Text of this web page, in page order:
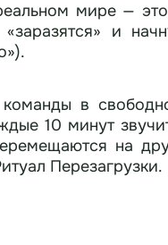
мире —
и
команды в
10 минут
на
Перезагрузки.